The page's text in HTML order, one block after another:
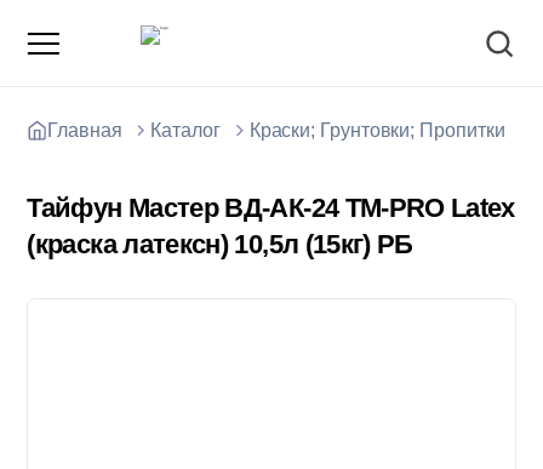
О компании
Главная Каталог Краски; Грунтовки; Пропитки
Тайфун Мастер ВД-АК-24 ТМ-PRO Latex
(краска латексн) 10,5л (15кг) РБ